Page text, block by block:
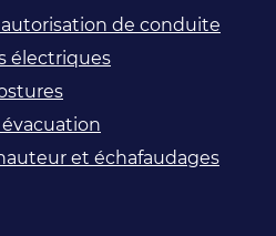
de conduite
électriques
et échafaudages